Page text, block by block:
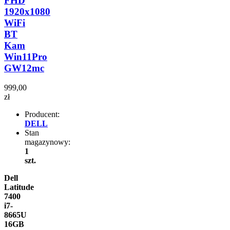
1920x1080
WiFi
BT
Kam
Win11Pro
GW12mc
999,00
zł
Producent:
DELL
Stan
magazynowy:
1
szt.
Dell
Latitude
7400
i7-
8665U
16GB